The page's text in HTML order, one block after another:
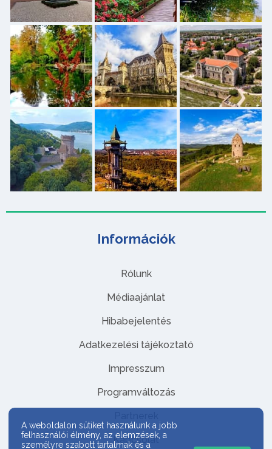
Információk
Rólunk
Médiaajánlat
Hibabejelentés
Adatkezelési tájékoztató
Impresszum
Programváltozás
Kapcsolat
A weboldalon sütiket használunk a jobb
felhasználói élmény, az elemzések, a
személyre szabott tartalmak és a